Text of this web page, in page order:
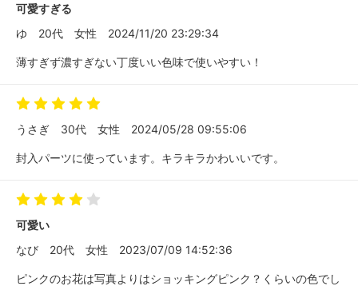
可愛すぎる
ゆ
20代 女性 2024/11/20 23:29:34
薄すぎず濃すぎない丁度いい色味で使いやすい！
うさぎ 30代 女性 2024/05/28 09:55:06
封入パーツに使っています。キラキラかわいいです。
可愛い
なび
20代 女性 2023/07/09 14:52:36
ピンクのお花は写真よりはショッキングピンク？くらいの色でし